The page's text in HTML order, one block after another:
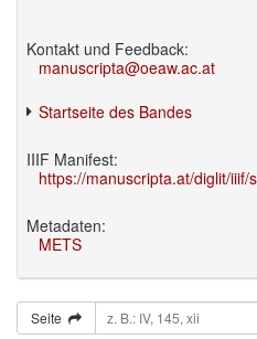
Kontakt und Feedback:
manuscripta@oeaw.ac.at
Startseite des Bandes
IIIF Manifest:
https://manuscripta.at/diglit/iiif/
Metadaten:
METS
Seite